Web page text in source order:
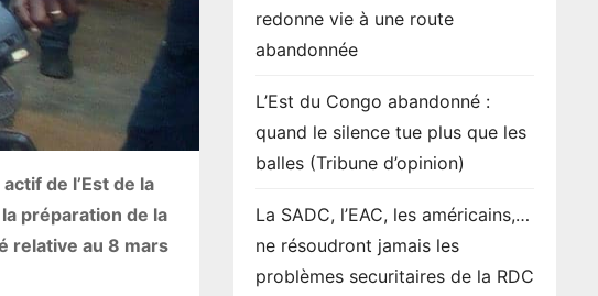
de l’Est de la
préparation de la
relative au 8 mars
redonne vie à une route
abandonnée
L’Est du Congo abandonné :
quand le silence tue plus que les
balles (Tribune d’opinion)
La SADC, l’EAC, les américains,…
ne résoudront jamais les
problèmes securitaires de la RDC